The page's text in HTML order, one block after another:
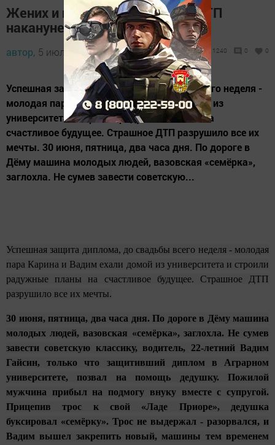
Жених и невеста разбились в ДТП
накануне свадьбы
автор, 5 июля 2017 - 08:02 1240 0 0
Успешная защита диплома, до свадьбы всего неделя -
молодая пара Карина и Вадим ехали домой из
университета и строили радужные планы на
счастливое будущее. Страшное ДТП разрушило все их
мечты. 30 июня, пятница, два часа дня. По дороге в
Дёму машина молодых людей, вазовская «семёрка»,
заглохла. Не сумев завести советскую...
Успешная защита диплома, до свадьбы всего неделя - молодая
пара Карина и Вадим ехали домой из университета и строили
радужные планы на счастливое будущее. Страшное ДТП
разрушило все их мечты.
30 июня, пятница, два часа дня. По дороге в Дёму машина
молодых людей, вазовская «семёрка», заглохла. Не сумев
завести советскую классику, водитель, 22-летний Вадим
Гайсин, только что защитивший диплом в Аграрном
университете, позвал на помощь дедушку. Пожилой
мужчина прибыл на подмогу внуку вместе с супругой.
Прицепив трос к свой «Ладе Приоре», дедушка
буксировал «семёрку». Трос не выдержал - разорвался, и
Вадим вышел закрепить новый, машины тем временем